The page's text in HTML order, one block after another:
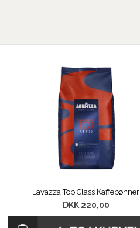
Lavazza Top Class Kaffebønner
DKK 220,00